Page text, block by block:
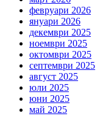
февруари 2026
януари 2026
декември 2025
ноември 2025
октомври 2025
септември 2025
август 2025
юли 2025
юни 2025
май 2025